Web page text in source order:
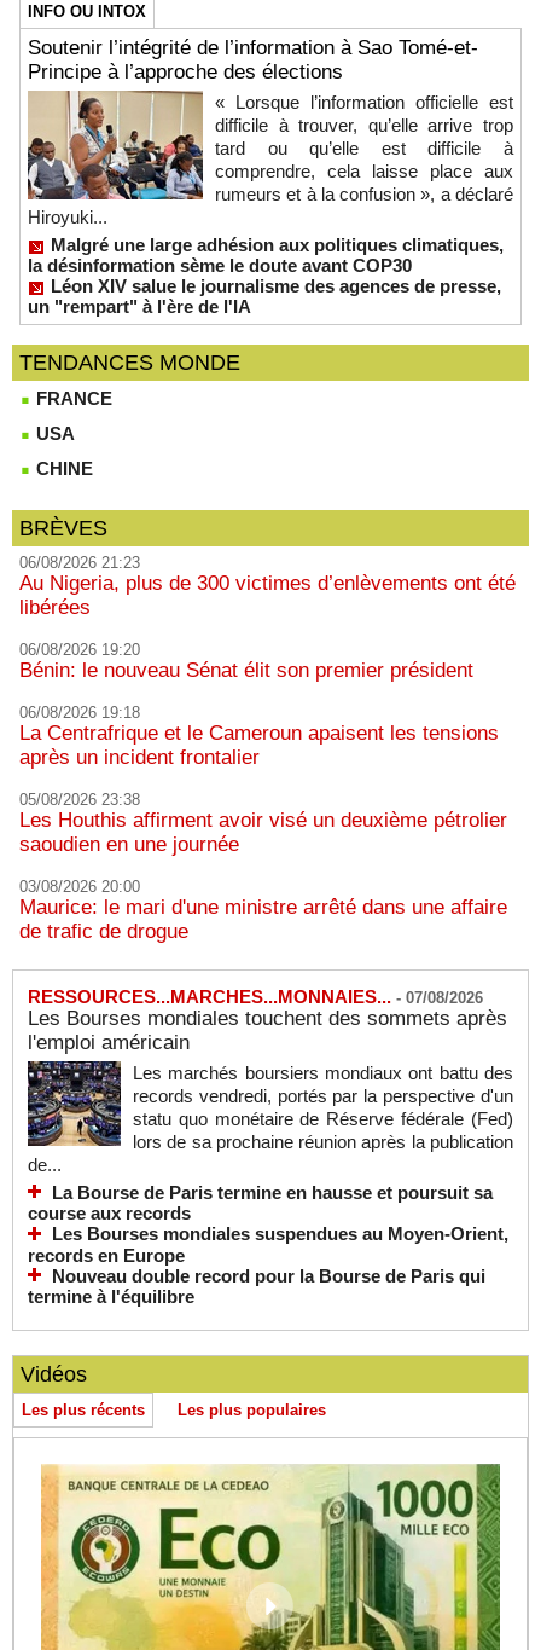
INFO OU INTOX
Soutenir l’intégrité de l’information à Sao Tomé-et-
Principe à l’approche des élections
« Lorsque l’information officielle est
difficile à trouver, qu’elle arrive trop
tard ou qu’elle est difficile à
comprendre, cela laisse place aux
rumeurs et à la confusion », a déclaré
Hiroyuki...
Malgré une large adhésion aux politiques climatiques,
la désinformation sème le doute avant COP30
Léon XIV salue le journalisme des agences de presse,
un "rempart" à l'ère de l'IA
TENDANCES MONDE
FRANCE
USA
CHINE
BRÈVES
06/08/2026 21:23
Au Nigeria, plus de 300 victimes d’enlèvements ont été
libérées
06/08/2026 19:20
Bénin: le nouveau Sénat élit son premier président
06/08/2026 19:18
La Centrafrique et le Cameroun apaisent les tensions
après un incident frontalier
05/08/2026 23:38
Les Houthis affirment avoir visé un deuxième pétrolier
saoudien en une journée
03/08/2026 20:00
Maurice: le mari d'une ministre arrêté dans une affaire
de trafic de drogue
RESSOURCES...MARCHES...MONNAIES... - 07/08/2026
Les Bourses mondiales touchent des sommets après
l'emploi américain
Les marchés boursiers mondiaux ont battu des
records vendredi, portés par la perspective d'un
statu quo monétaire de Réserve fédérale (Fed)
lors de sa prochaine réunion après la publication
de...
La Bourse de Paris termine en hausse et poursuit sa
course aux records
Les Bourses mondiales suspendues au Moyen-Orient,
records en Europe
Nouveau double record pour la Bourse de Paris qui
termine à l'équilibre
Vidéos
Les plus récents Les plus populaires